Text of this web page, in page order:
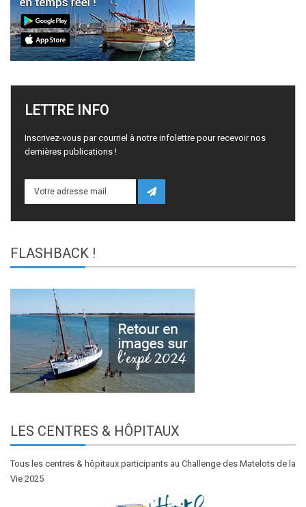
LETTRE INFO
Inscrivez-vous par courriel à notre infolettre pour recevoir nos
dernières publications !
FLASHBACK !
LES CENTRES & HÔPITAUX
Tous les centres & hôpitaux participants au Challenge des Matelots de la
Vie 2025